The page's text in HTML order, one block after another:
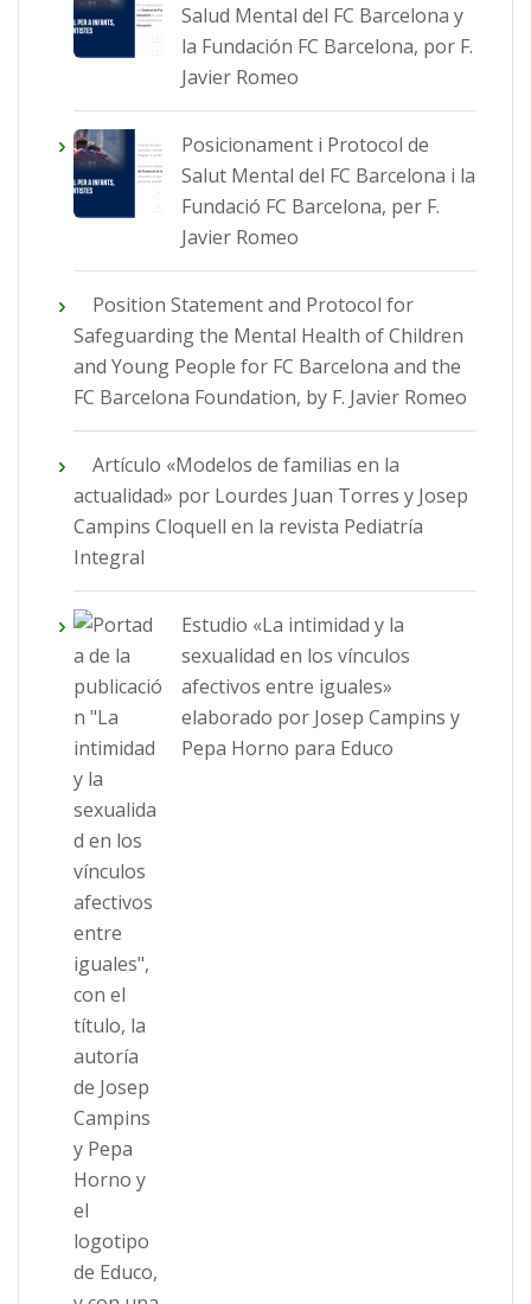
Salud Mental del FC Barcelona y
la Fundación FC Barcelona, por F.
Javier Romeo
Posicionament i Protocol de
Salut Mental del FC Barcelona i la
Fundació FC Barcelona, per F.
Javier Romeo
Position Statement and Protocol for
Safeguarding the Mental Health of Children
and Young People for FC Barcelona and the
FC Barcelona Foundation, by F. Javier Romeo
Artículo «Modelos de familias en la
actualidad» por Lourdes Juan Torres y Josep
Campins Cloquell en la revista Pediatría
Integral
Estudio «La intimidad y la
sexualidad en los vínculos
afectivos entre iguales»
elaborado por Josep Campins y
Pepa Horno para Educo